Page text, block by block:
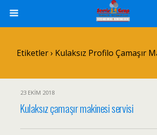
Etiketler › Kulaksız Profilo Çamaşır
23 EKIM 2018
Kulaksız çamaşır makinesi servisi